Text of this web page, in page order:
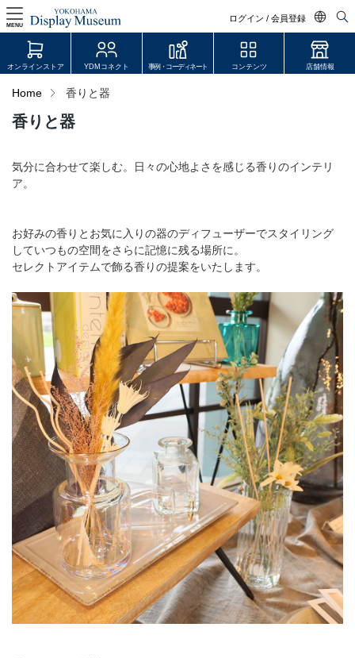
ログイン / 会員登録
日本語
MENU
ログイン・会員登録
オンラインストア
会員登録・取引申請
リンク
JDCA(ディスプレイスクール)
店舗情報・営業日
会社情報
採用情報
お問い合わせ
プライバシーポリシー
OFFICIAL SNS
オンラインストア YDMコネクト 事例・コーディネート コンテンツ 店舗情報
Home 香りと器
香りと器
気分に合わせて楽しむ。日々の心地よさを感じる香りのインテリ
ア。
お好みの香りとお気に入りの器のディフューザーでスタイリング
していつもの空間をさらに記憶に残る場所に。
セレクトアイテムで飾る香りの提案をいたします。